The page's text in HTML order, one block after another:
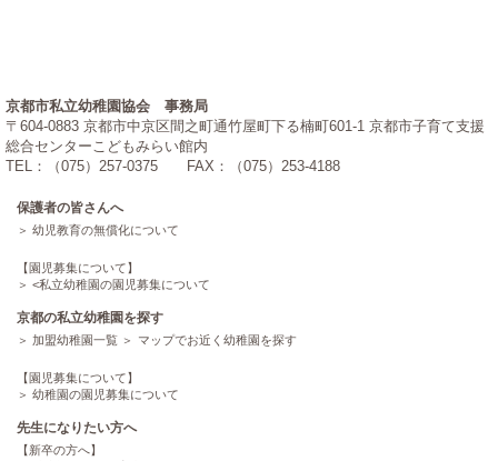
京都市私立幼稚園協会 事務局
〒604-0883 京都市中京区間之町通竹屋町下る楠町601-1 京都市子育て支援
総合センターこどもみらい館内
TEL：（075）257-0375 FAX：（075）253-4188
保護者の皆さんへ
幼児教育の無償化について
【園児募集について】
<私立幼稚園の園児募集について
京都の私立幼稚園を探す
加盟幼稚園一覧 マップでお近く幼稚園を探す
【園児募集について】
幼稚園の園児募集について
先生になりたい方へ
【新卒の方へ】